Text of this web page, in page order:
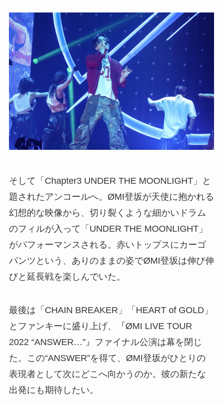
そして「Chapter3 UNDER THE MOONLIGHT」と
題されたアンコールへ。ØMI登坂が天使に抱かれる
幻想的な映像から、切り裂くような細かいドラム
のフィルが入って「UNDER THE MOONLIGHT」
がパフォーマンスされる。赤いトップスにカーゴ
パンツという、ありのままの姿でØMI登坂は伸び伸
びと延長戦を楽しんでいた。
最後は「CHAIN BREAKER」「HEART of GOLD」
とファンキーに盛り上げ、『ØMI LIVE TOUR
2022 “ANSWER…”』ファイナル公演は幕を閉じ
た。この“ANSWER”を得て、ØMI登坂がひとりの
表現者として次にどこへ向かうのか。彼の新たな
出発にも期待したい。